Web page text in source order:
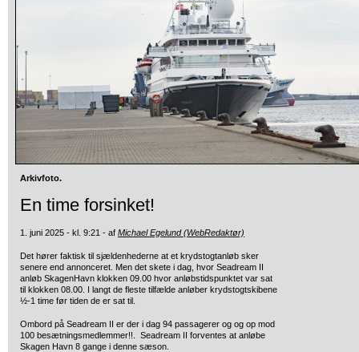
Arkivfoto.
En time forsinket!
1. juni 2025 - kl. 9:21 - af Michael Egelund (WebRedaktør)
Det hører faktisk til sjældenhederne at et krydstogtanløb sker
senere end annonceret. Men det skete i dag, hvor Seadream II
anløb SkagenHavn klokken 09.00 hvor anløbstidspunktet var sat
til klokken 08.00. I langt de fleste tilfælde anløber krydstogtskibene
½-1 time før tiden de er sat til.
Ombord på Seadream II er der i dag 94 passagerer og og op mod
100 besætningsmedlemmer!!. Seadream II forventes at anløbe
Skagen Havn 8 gange i denne sæson.